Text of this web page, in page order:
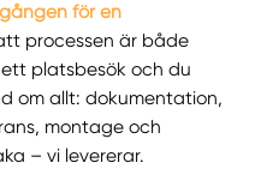
för en
processen är både
platsbesök och du
om allt: dokumentation,
montage och
– vi levererar.